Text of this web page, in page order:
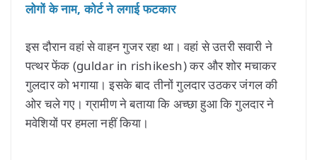
लोगों के नाम, कोर्ट ने लगाई फटकार
इस दौरान वहां से वाहन गुजर रहा था। वहां से उतरी सवारी ने
पत्थर फेंक (guldar in rishikesh) कर और शोर मचाकर
गुलदार को भगाया। इसके बाद तीनों गुलदार उठकर जंगल की
ओर चले गए। ग्रामीण ने बताया कि अच्छा हुआ कि गुलदार ने
मवेशियों पर हमला नहीं किया।